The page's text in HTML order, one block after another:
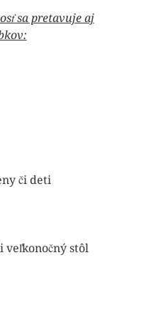
sa pretavuje aj
či deti
veľkonočný stôl